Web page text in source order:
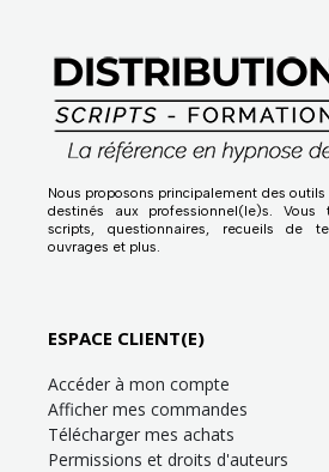
Nous proposons principalement des outils
destinés aux professionnel(le)s.
scripts, questionnaires, recueils de
ouvrages et plus.
ESPACE CLIENT(E)
Accéder à mon compte
Afficher mes commandes
Télécharger mes achats
Permissions et droits d'auteurs